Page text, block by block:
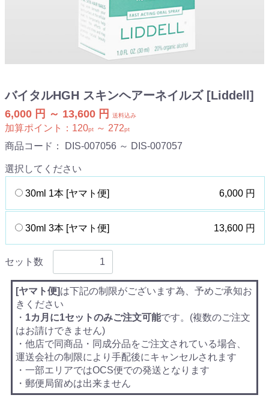
バイタルHGH スキンヘアーネイルズ [Liddell]
6,000 円 ～ 13,600 円 送料込み
加算ポイント： 120pt ～ 272pt
商品コード： DIS-007056 ～ DIS-007057
選択してください
30ml 1本 [ヤマト便] 6,000 円
30ml 3本 [ヤマト便] 13,600 円
セット数
[ヤマト便]は下記の制限がございます為、予めご承知お
きください
・ 1カ月に1セットのみご注文可能です。(複数のご注文
はお請けできません)
・他店で同商品・同成分品をご注文されている場合、
運送会社の制限により手配後にキャンセルされます
・一部エリアではOCS便での発送となります
・郵便局留めは出来ません